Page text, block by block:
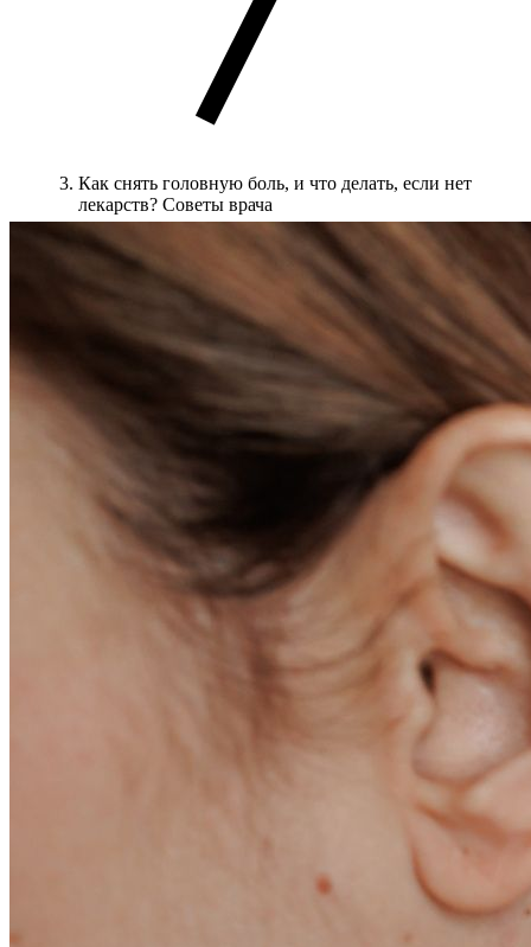
Как снять головную боль, и что делать, если нет
лекарств? Советы врача